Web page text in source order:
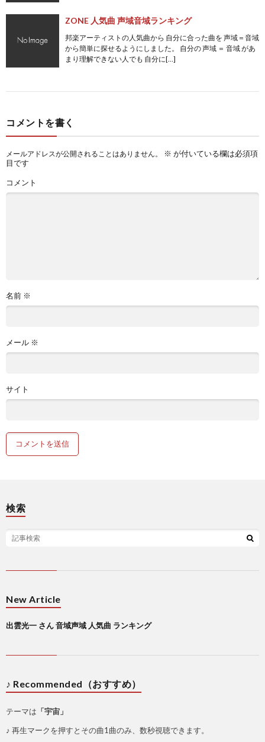
ZONE 人気曲 声域音域ランキング
邦楽アーティストの人気曲から 自分に合った曲を 声域＝音域
から簡単に探せるようにしました。 自分の 声域 ＝ 音域 があ
まり理解できない人でも 自分に[…]
コメントを書く
メールアドレスが公開されることはありません。 ※ が付いている欄は必須項
目です
コメント
名前 ※
メール ※
サイト
検索
New Article
出雲光一 さん 音域声域 人気曲 ランキング
♪ Recommended（おすすめ）
テーマは 「宇宙」
♪ 再生マークを押すとその曲1曲のみ、数秒視聴できます。